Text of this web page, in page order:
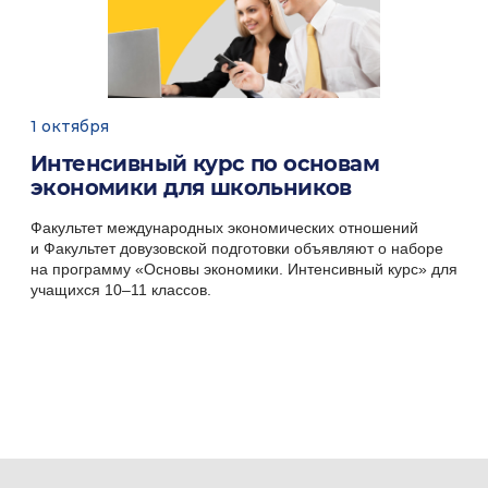
на факультете МЭО
основном предусматривают изучение
общетеоретических дисциплин.
Большой объем учебного времени отведен
на изучениемеждународного аспекта
преподаваемых дисциплин.
различных специализаций, факультативы,
1 октября
Интенсивный курс по основам
экономики для школьников
Факультет международных экономических отношений
и Факультет довузовской подготовки объявляют о наборе
на программу «Основы экономики. Интенсивный курс» для
учащихся 10–11 классов.